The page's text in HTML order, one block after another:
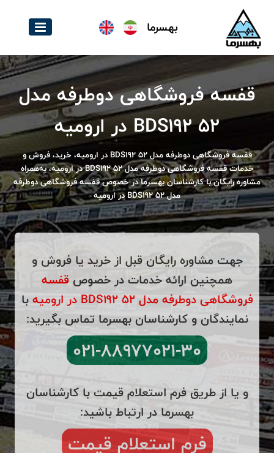
بهسرما
قفسه فروشگاهی دوطرفه مدل
BDS192 52 در ارومیه
قفسه فروشگاهی دوطرفه مدل BDS192 52 در ارومیه، خرید، فروش و
خدمات قفسه فروشگاهی دوطرفه مدل BDS192 52 در ارومیه، به‌همراه
مشاوره رایگان با کارشناسان بهسرما در خصوص قفسه فروشگاهی دوطرفه
مدل BDS192 52 در ارومیه
جهت مشاوره رایگان قبل از خرید یا فروش و
همچنین ارائه خدمات در خصوص قفسه
فروشگاهی دوطرفه مدل BDS192 52 در ارومیه
با
نمایندگان و کارشناسان بهسرما تماس بگیرید:
۰۲۱-۸۸۹۷۷۰۲۱-۳۰
و یا از طریق فرم استعلام قیمت با کارشناسان
بهسرما در ارتباط باشید:
فرم استعلام قیمت